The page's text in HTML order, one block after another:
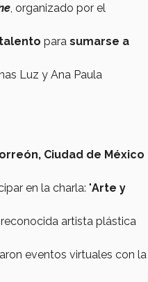
, organizado por el
talento para sumarse a
Luz y Ana Paula
Ciudad de México
en la charla: "Arte y
artista plástica
eventos virtuales con la